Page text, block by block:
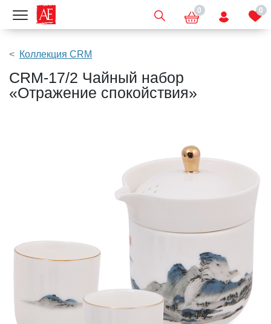
Показать меню 0 0
Коллекция CRM
CRM-17/2 Чайный набор
«Отражение спокойствия»